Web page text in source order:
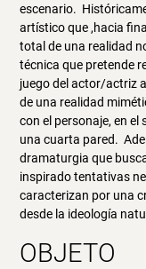
escenario.
artístico que ,hacia
total de una realidad
técnica que pretende
juego del actor/actriz
de una realidad
con el personaje, en
una cuarta pared.
dramaturgia que
inspirado tentativas
caracterizan por una
desde la ideología
OBJETO